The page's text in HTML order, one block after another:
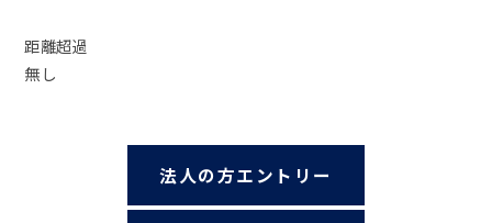
距離超過
無し
法人の方エントリー